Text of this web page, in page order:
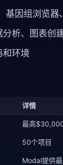
基因组浏览器
析、图表创
和环境
详情
最高
50个项目
Modal提供